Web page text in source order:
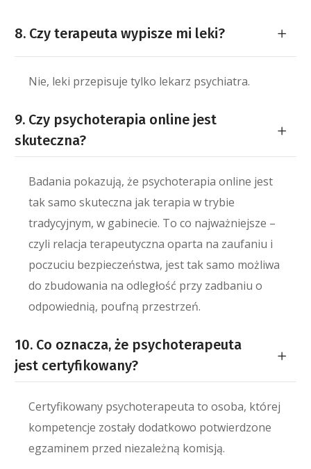
8. Czy terapeuta wypisze mi leki?
Nie, leki przepisuje tylko lekarz psychiatra.
9. Czy psychoterapia online jest
skuteczna?
Badania pokazują, że psychoterapia online jest
tak samo skuteczna jak terapia w trybie
tradycyjnym, w gabinecie. To co najważniejsze –
czyli relacja terapeutyczna oparta na zaufaniu i
poczuciu bezpieczeństwa, jest tak samo możliwa
do zbudowania na odległość przy zadbaniu o
odpowiednią, poufną przestrzeń.
10. Co oznacza, że psychoterapeuta
jest certyfikowany?
Certyfikowany psychoterapeuta to osoba, której
kompetencje zostały dodatkowo potwierdzone
egzaminem przed niezależną komisją.